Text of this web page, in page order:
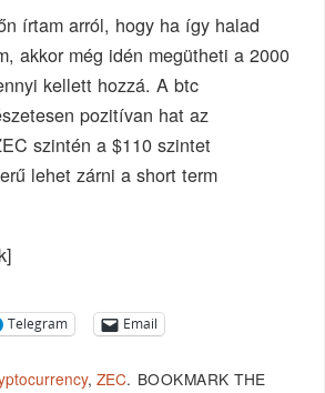
írtam arról, hogy ha így halad
akkor még idén megütheti a 2000
kellett hozzá. A btc
pozitívan hat az
szintén a $110 szintet
lehet zárni a short term
Telegram Email
,ZEC. BOOKMARK THE